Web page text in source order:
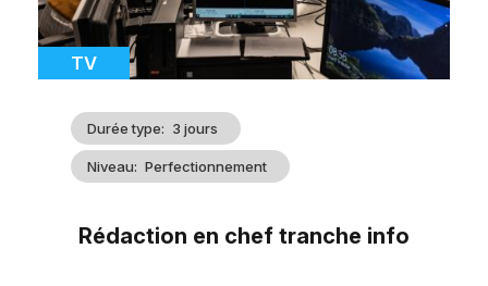
Catégorie
TV
Durée type 3 jours
Niveau Perfectionnement
Rédaction en chef tranche info